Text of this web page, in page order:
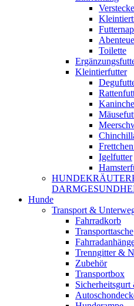
Toilette
Kleintierfutter
Igelfutter
Hunde
Transport &
Fahrradkorb
Transporttasche
Trenngitter &
Zubehör
Transportbox